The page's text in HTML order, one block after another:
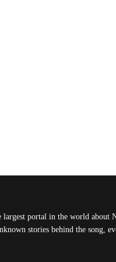
largest portal in the world
stories behind the song,